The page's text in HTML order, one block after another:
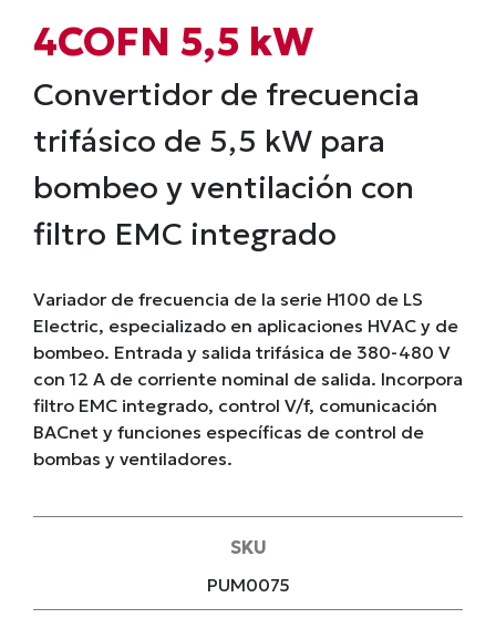
4COFN 5,5 kW
Convertidor de frecuencia
trifásico de 5,5 kW para
bombeo y ventilación con
filtro EMC integrado
Variador de frecuencia de la serie H100 de LS
Electric, especializado en aplicaciones HVAC y de
bombeo. Entrada y salida trifásica de 380-480 V
con 12 A de corriente nominal de salida. Incorpora
filtro EMC integrado, control V/f, comunicación
BACnet y funciones específicas de control de
bombas y ventiladores.
SKU
PUM0075